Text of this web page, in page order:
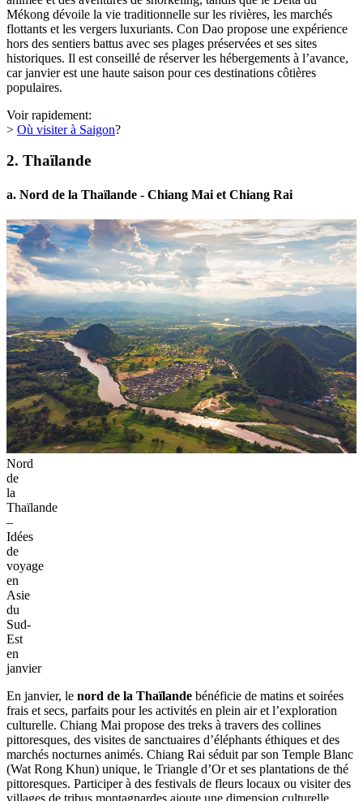
Mékong dévoile la vie traditionnelle sur les rivières, les marchés
flottants et les vergers luxuriants. Con Dao propose une expérience
hors des sentiers battus avec ses plages préservées et ses sites
historiques. Il est conseillé de réserver les hébergements à l’avance,
car janvier est une haute saison pour ces destinations côtières
populaires.
Voir rapidement:
> Où visiter à Saigon?
2. Thaïlande
a. Nord de la Thaïlande - Chiang Mai et Chiang Rai
Nord
de
la
Thaïlande
–
Idées
de
voyage
en
Asie
du
Sud-
Est
en
janvier
En janvier, le nord de la Thaïlande bénéficie de matins et soirées
frais et secs, parfaits pour les activités en plein air et l’exploration
culturelle. Chiang Mai propose des treks à travers des collines
pittoresques, des visites de sanctuaires d’éléphants éthiques et des
marchés nocturnes animés. Chiang Rai séduit par son Temple Blanc
(Wat Rong Khun) unique, le Triangle d’Or et ses plantations de thé
pittoresques. Participer à des festivals de fleurs locaux ou visiter des